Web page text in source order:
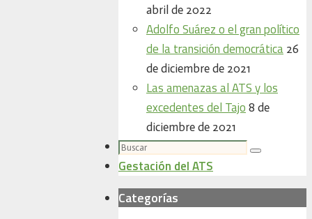
abril de 2022
Adolfo Suárez o el gran político
de la transición democrática 26
de diciembre de 2021
Las amenazas al ATS y los
excedentes del Tajo 8 de
diciembre de 2021
Buscar:
Buscar
Gestación del ATS
Categorías